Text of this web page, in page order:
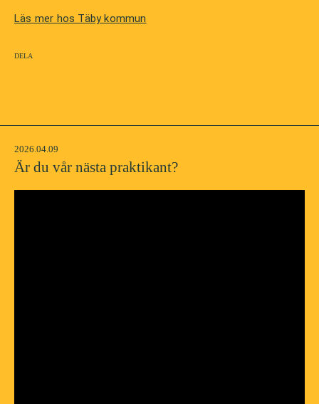
Läs mer hos Täby kommun
2026.04.09
Är du vår nästa praktikant?